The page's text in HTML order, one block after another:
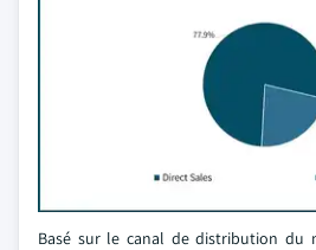
Basé sur le canal de distribution du